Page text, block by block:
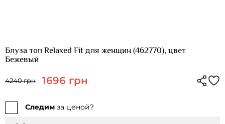
Блуза топ Relaxed Fit для женщин (462770), цвет
Бежевый
4240 грн 1696 грн
Следим за ценой?